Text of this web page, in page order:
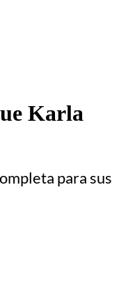
Karla
para sus